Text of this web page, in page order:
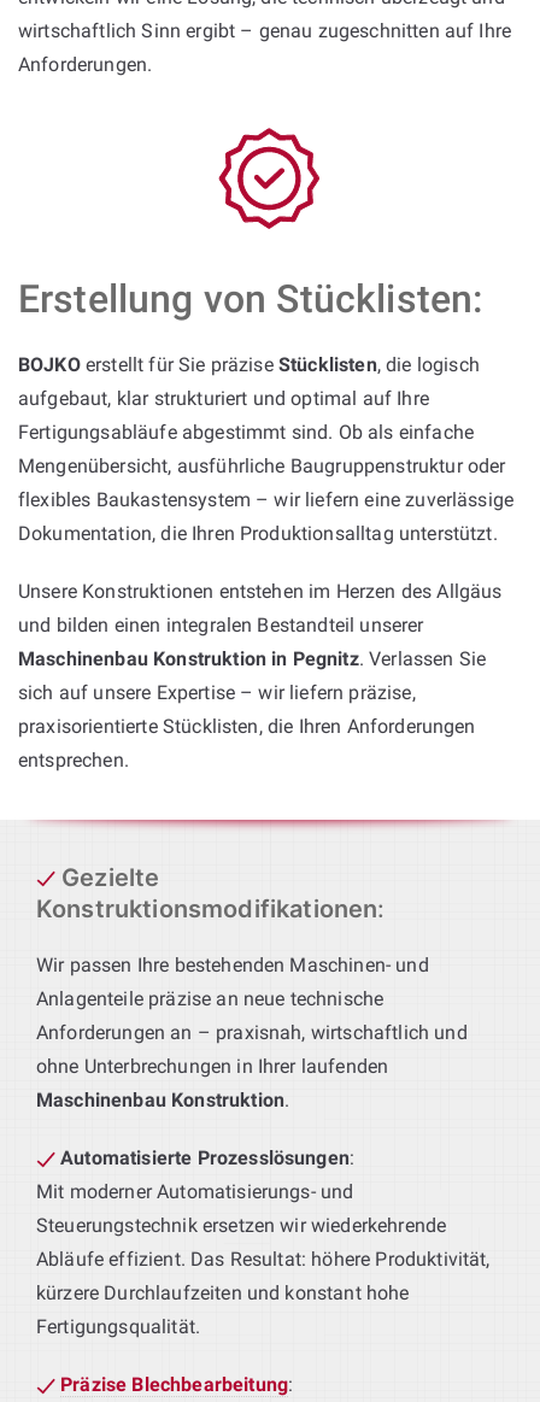
wirtschaftlich Sinn ergibt – genau zugeschnitten auf Ihre
Anforderungen.
Erstellung von Stücklisten:
BOJKOerstellt für Sie präzise Stücklisten, die logisch
aufgebaut, klar strukturiert und optimal auf Ihre
Fertigungsabläufe abgestimmt sind. Ob als einfache
Mengenübersicht, ausführliche Baugruppenstruktur oder
flexibles Baukastensystem – wir liefern eine zuverlässige
Dokumentation, die Ihren Produktionsalltag unterstützt.
Unsere Konstruktionen entstehen im Herzen des Allgäus
und bilden einen integralen Bestandteil unserer
Maschinenbau Konstruktion in Pegnitz. Verlassen Sie
sich auf unsere Expertise – wir liefern präzise,
praxisorientierte Stücklisten, die Ihren Anforderungen
entsprechen.
Gezielte
Konstruktionsmodifikationen:
Wir passen Ihre bestehenden Maschinen- und
Anlagenteile präzise an neue technische
Anforderungen an – praxisnah, wirtschaftlich und
ohne Unterbrechungen in Ihrer laufenden
Maschinenbau Konstruktion.
Automatisierte Prozesslösungen:
Mit moderner Automatisierungs- und
Steuerungstechnik ersetzen wir wiederkehrende
Abläufe effizient. Das Resultat: höhere Produktivität,
kürzere Durchlaufzeiten und konstant hohe
Fertigungsqualität.
Präzise Blechbearbeitung: